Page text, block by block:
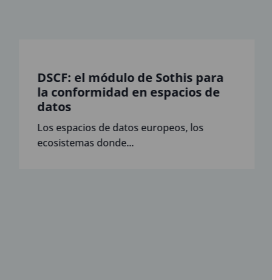
DSCF: el módulo de Sothis para
la conformidad en espacios de
datos
Los espacios de datos europeos, los
ecosistemas donde...